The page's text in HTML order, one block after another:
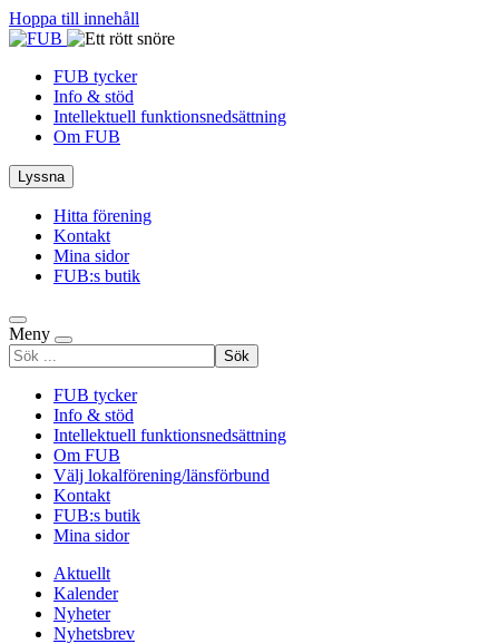
Hoppa till innehåll
FUB tycker
Info & stöd
Intellektuell funktionsnedsättning
Om FUB
Lyssna
Hitta förening
Kontakt
Mina sidor
FUB:s butik
Meny
Sök
efter
FUB tycker
Info & stöd
Intellektuell funktionsnedsättning
Om FUB
Välj lokalförening/länsförbund
Kontakt
FUB:s butik
Mina sidor
Aktuellt
Kalender
Nyheter
Nyhetsbrev